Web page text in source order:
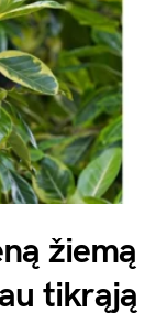
žiemą
tikrąją